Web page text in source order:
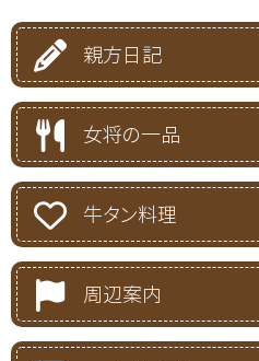
親方日記
女将の一品
牛タン料理
周辺案内